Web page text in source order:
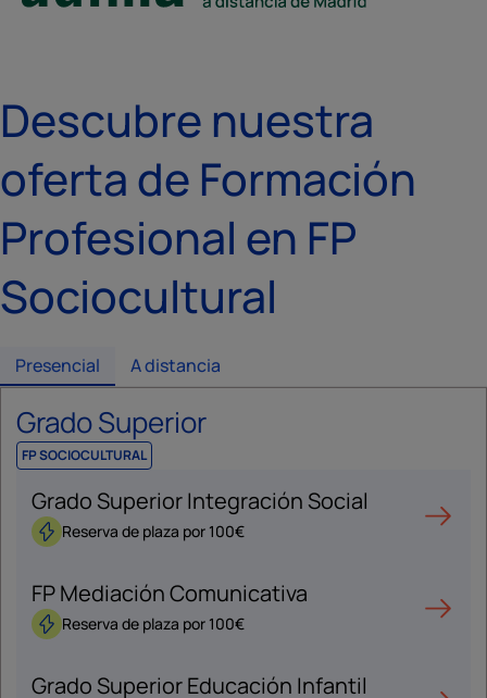
Descubre nuestra
oferta de Formación
Profesional en FP
Sociocultural
Presencial A distancia
Grado Superior
FP SOCIOCULTURAL
Grado Superior Integración Social
Reserva de plaza por 100€
FP Mediación Comunicativa
Reserva de plaza por 100€
Grado Superior Educación Infantil